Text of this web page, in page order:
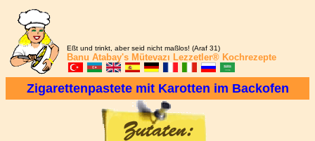
Eßt und trinkt, aber seid nicht maßlos! (Araf 31)
Banu Atabay's Mütevazı Lezzetler® Kochrezepte
Zigarettenpastete mit Karotten im Backofen